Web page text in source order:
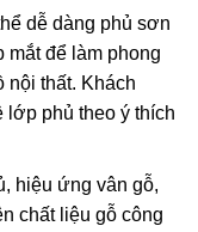
dễ dàng phủ sơn
mắt để làm phong
nội thất. Khách
lớp phủ theo ý thích
hiệu ứng vân gỗ,
chất liệu gỗ công